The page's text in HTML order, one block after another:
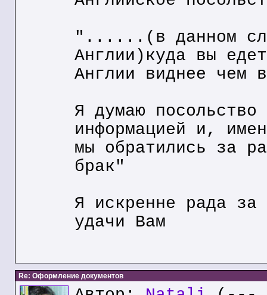
"......(в данном
Англии)куда вы
Англии виднее чем
Я думаю посольство
информацией и,
мы обратились за
брак"
Я искренне рада
удачи Вам
Re: Оформление документов